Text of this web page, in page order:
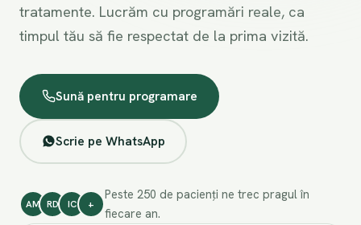
tratamente. Lucrăm cu programări reale, ca
timpul tău să fie respectat de la prima vizită.
Sună pentru programare
Scrie pe WhatsApp
AM RD IC +
Peste 250 de pacienți ne trec pragul în
fiecare an.